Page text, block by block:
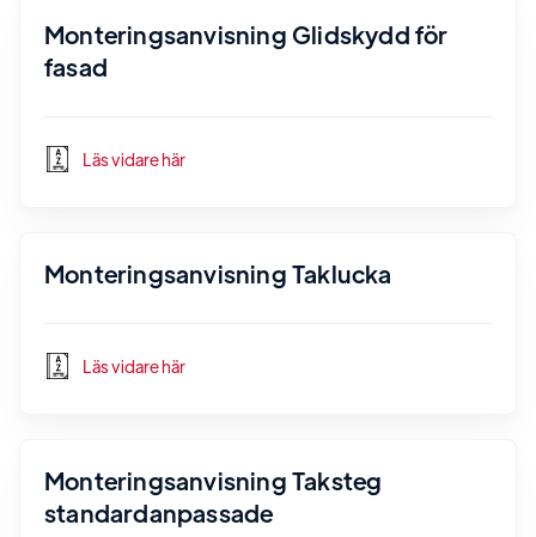
Monteringsanvisning Glidskydd för
fasad
Läs vidare här
Monteringsanvisning Taklucka
Läs vidare här
Monteringsanvisning Taksteg
standardanpassade